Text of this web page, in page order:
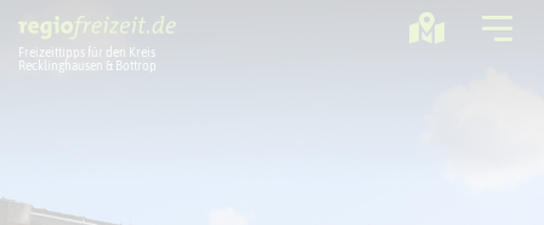
Freizeittipps für den Kreis
Recklinghausen & Bottrop